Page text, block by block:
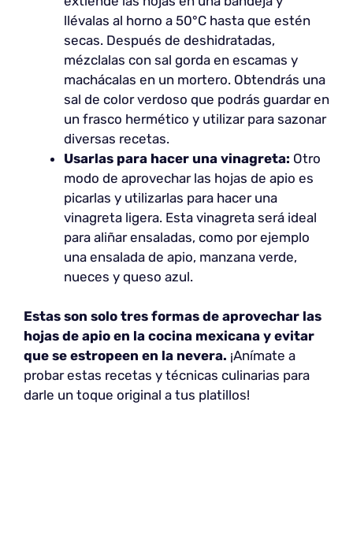
llévalas al horno a 50°C hasta que estén
secas. Después de deshidratadas,
mézclalas con sal gorda en escamas y
machácalas en un mortero. Obtendrás una
sal de color verdoso que podrás guardar en
un frasco hermético y utilizar para sazonar
diversas recetas.
Usarlas para hacer una vinagreta: Otro
modo de aprovechar las hojas de apio es
picarlas y utilizarlas para hacer una
vinagreta ligera. Esta vinagreta será ideal
para aliñar ensaladas, como por ejemplo
una ensalada de apio, manzana verde,
nueces y queso azul.
Estas son solo tres formas de aprovechar las
hojas de apio en la cocina mexicana y evitar
que se estropeen en la nevera. ¡Anímate a
probar estas recetas y técnicas culinarias para
darle un toque original a tus platillos!